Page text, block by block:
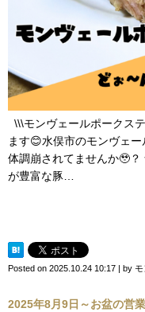
\\\モンヴェールポークス
ます😊水俣市のモンヴェ
体調崩されてませんか🥹
が豊富な豚…
Posted on 2025.10.24 10:17 | by モ
2025年8月9日～お盆の営